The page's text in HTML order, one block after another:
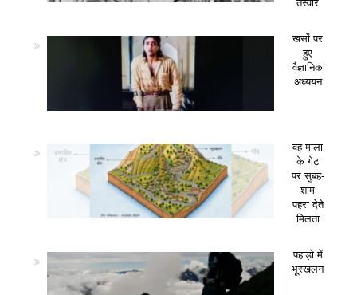
तस्वीर
खसों पर
हुए
वैज्ञानिक
अध्ययन
वह माला
के गेट
पर सुबह-
शाम
पहरा देते
मिलता
पहाड़ो में
भूस्खलन